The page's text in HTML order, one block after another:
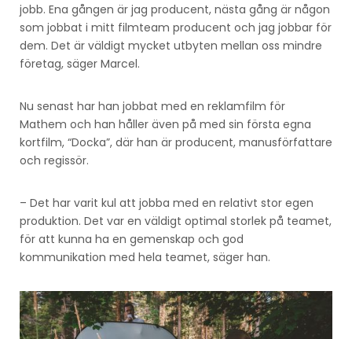
jobb. Ena gången är jag producent, nästa gång är någon
som jobbat i mitt filmteam producent och jag jobbar för
dem. Det är väldigt mycket utbyten mellan oss mindre
företag, säger Marcel.
Nu senast har han jobbat med en reklamfilm för
Mathem och han håller även på med sin första egna
kortfilm, “Docka”, där han är producent, manusförfattare
och regissör.
– Det har varit kul att jobba med en relativt stor egen
produktion. Det var en väldigt optimal storlek på teamet,
för att kunna ha en gemenskap och god
kommunikation med hela teamet, säger han.